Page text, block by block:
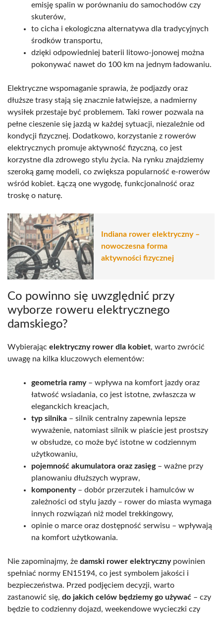
emisję spalin w porównaniu do samochodów czy
skuterów,
to cicha i ekologiczna alternatywa dla tradycyjnych
środków transportu,
dzięki odpowiedniej baterii litowo-jonowej można
pokonywać nawet do 100 km na jednym ładowaniu.
Elektryczne wspomaganie sprawia, że podjazdy oraz
dłuższe trasy stają się znacznie łatwiejsze, a nadmierny
wysiłek przestaje być problemem. Taki rower pozwala na
pełne cieszenie się jazdą w każdej sytuacji, niezależnie od
kondycji fizycznej. Dodatkowo, korzystanie z rowerów
elektrycznych promuje aktywność fizyczną, co jest
korzystne dla zdrowego stylu życia. Na rynku znajdziemy
szeroką gamę modeli, co zwiększa popularność e-rowerów
wśród kobiet. Łączą one wygodę, funkcjonalność oraz
troskę o naturę.
Indiana rower elektryczny –
nowoczesna forma
aktywności fizycznej
Co powinno się uwzględnić przy
wyborze roweru elektrycznego
damskiego?
Wybierając elektryczny rower dla kobiet, warto zwrócić
uwagę na kilka kluczowych elementów:
geometria ramy– wpływa na komfort jazdy oraz
łatwość wsiadania, co jest istotne, zwłaszcza w
eleganckich kreacjach,
typ silnika – silnik centralny zapewnia lepsze
wyważenie, natomiast silnik w piaście jest prostszy
w obsłudze, co może być istotne w codziennym
użytkowaniu,
pojemność akumulatora oraz zasięg– ważne przy
planowaniu dłuższych wypraw,
komponenty– dobór przerzutek i hamulców w
zależności od stylu jazdy – rower do miasta wymaga
innych rozwiązań niż model trekkingowy,
opinie o marce oraz dostępność serwisu – wpływają
na komfort użytkowania.
Nie zapominajmy, że damski rower elektrycznypowinien
spełniać normy EN15194, co jest symbolem jakości i
bezpieczeństwa. Przed podjęciem decyzji, warto
zastanowić się, do jakich celów będziemy go używać – czy
będzie to codzienny dojazd, weekendowe wycieczki czy